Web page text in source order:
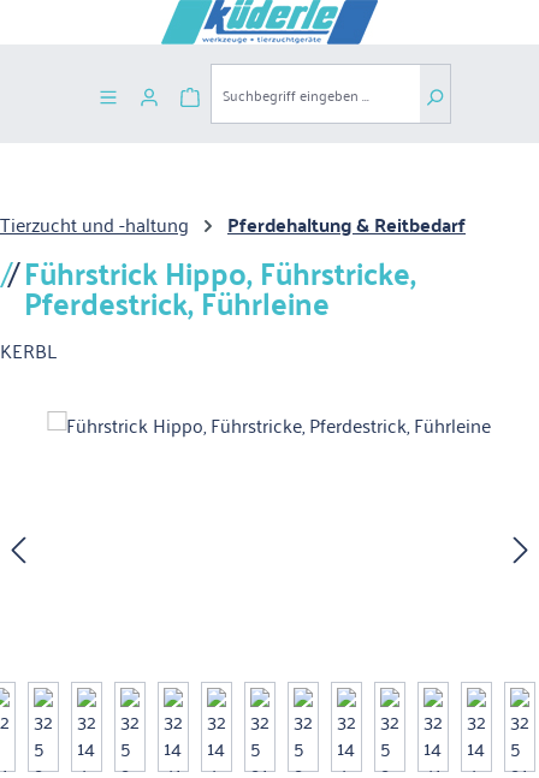
Zum Hauptinhalt springen
Warenkorb enthält 0 Positionen. Der
Tierzucht und -haltung Pferdehaltung & Reitbedarf
Führstrick Hippo, Führstricke,
Pferdestrick, Führleine
KERBL
Bildergalerie überspringen